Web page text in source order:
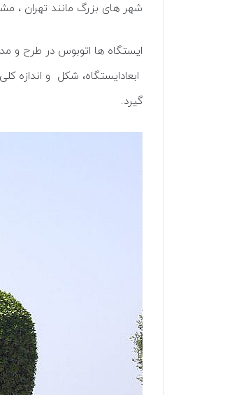
شهر های بزرگ مانند تهران ،
ایستگاه ها اتوبوس در طرح و
ابعادایستگاه، شکل و اندازه
گیرد.